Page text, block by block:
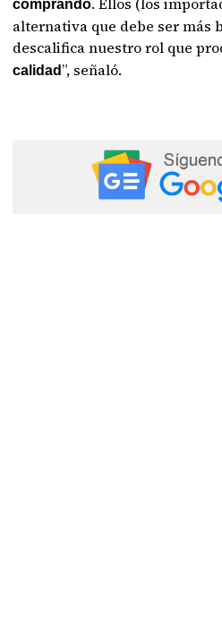
comprando
alternativa que debe ser más
descalifica nuestro rol que
calidad”, señaló.